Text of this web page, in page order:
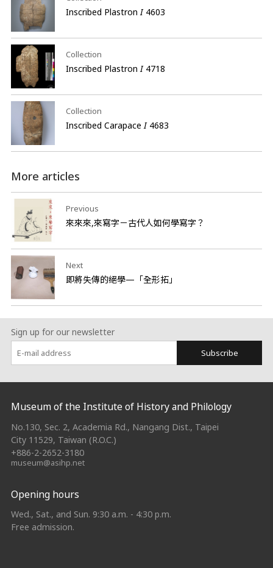
Inscribed PlastronI4603
Collection
Inscribed PlastronI4718
Collection
Inscribed CarapaceI4683
More articles
Previous
來來來,來寫字－古代人如何學寫字？
Next
即將失傳的絕學—「全形拓」
Sign up for our newsletter
Subscribe
:::
Museum of the Institute of History and Philology
No.130, Sec. 2, Academia Rd., Nangang Dist., Taipei
City 11529, Taiwan (R.O.C.)
+886-2-2652-3180
museum@asihp.net
Opening hours
Wed., Sat., and Sun. 9:30 a.m. - 4:30 p.m.
Free admission.